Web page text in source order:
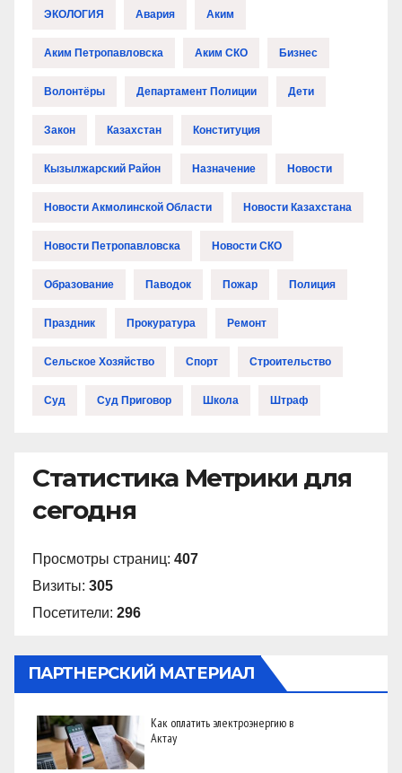
ЭКОЛОГИЯ Авария Аким
Аким Петропавловска Аким СКО Бизнес
Волонтёры Департамент Полиции Дети
Закон Казахстан Конституция
Кызылжарский Район Назначение Новости
Новости Акмолинской Области Новости Казахстана
Новости Петропавловска Новости СКО
Образование Паводок Пожар Полиция
Праздник Прокуратура Ремонт
Сельское Хозяйство Спорт Строительство
Суд Суд Приговор Школа Штраф
Статистика Метрики для
сегодня
Просмотры страниц: 407
Визиты: 305
Посетители: 296
ПАРТНЕРСКИЙ МАТЕРИАЛ
Как оплатить электроэнергию в
Актау